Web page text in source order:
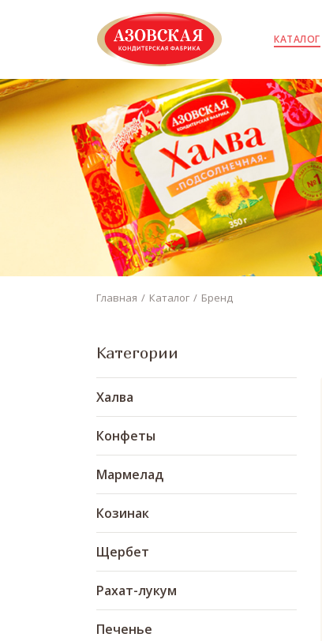
КАТАЛОГ
Главная Каталог Бренд
Категории
Халва
Конфеты
Мармелад
Козинак
Щербет
Рахат-лукум
Печенье